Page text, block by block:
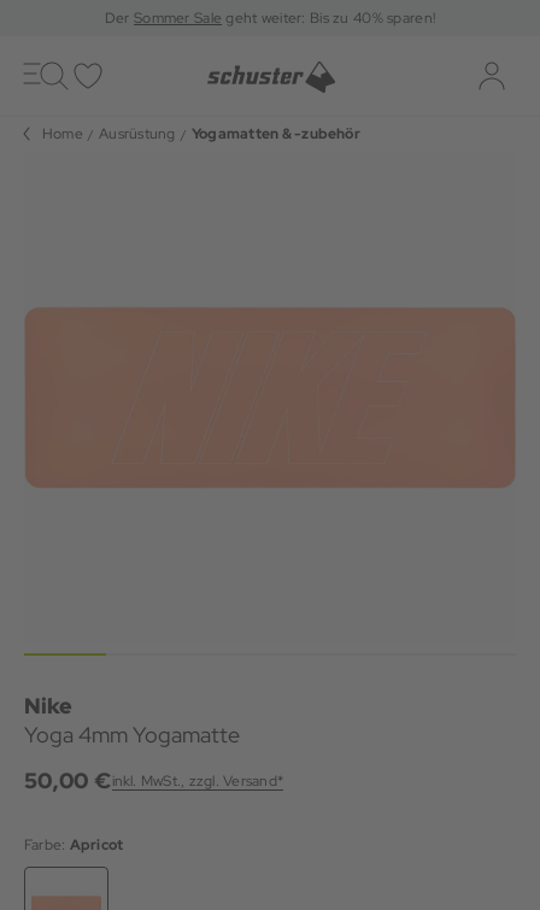
DerSommer Sale geht weiter: Bis zu 40% sparen!
Toggle
navigation
Home Ausrüstung Yogamatten & -zubehör
Nike
Yoga 4mm Yogamatte
50,00 €inkl. MwSt., zzgl. Versand*
Farbe: Apricot